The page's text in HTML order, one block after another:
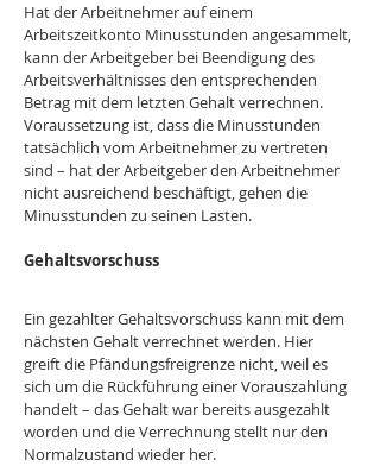
Hat der Arbeitnehmer auf einem
Arbeitszeitkonto Minusstunden angesammelt,
kann der Arbeitgeber bei Beendigung des
Arbeitsverhältnisses den entsprechenden
Betrag mit dem letzten Gehalt verrechnen.
Voraussetzung ist, dass die Minusstunden
tatsächlich vom Arbeitnehmer zu vertreten
sind – hat der Arbeitgeber den Arbeitnehmer
nicht ausreichend beschäftigt, gehen die
Minusstunden zu seinen Lasten.
Gehaltsvorschuss
Ein gezahlter Gehaltsvorschuss kann mit dem
nächsten Gehalt verrechnet werden. Hier
greift die Pfändungsfreigrenze nicht, weil es
sich um die Rückführung einer Vorauszahlung
handelt – das Gehalt war bereits ausgezahlt
worden und die Verrechnung stellt nur den
Normalzustand wieder her.